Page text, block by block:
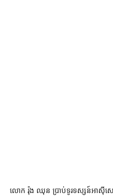
លោក រ៉ុង ឈុន ប្រាប់​ទូរទស្សន៍​អាស៊ីសេ